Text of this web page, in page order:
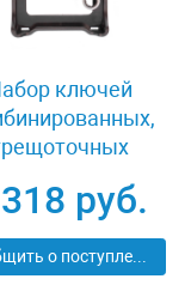
ключей
Matrix 14796
руб.
Сообщить о поступлении